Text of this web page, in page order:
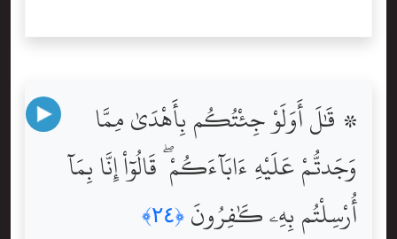
۞ قَٰلَ أَوَلَوْ جِئْتُكُم بِأَهْدَىٰ مِمَّا
وَجَدتُّمْ عَلَيْهِ ءَابَآءَكُمْ ۖ قَالُوٓاْ إِنَّا بِمَآ
أُرْسِلْتُم بِهِۦ كَٰفِرُونَ ﴿٢٤﴾